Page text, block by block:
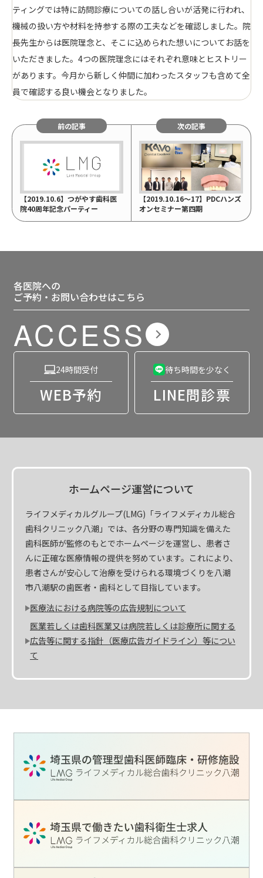
ティングでは特に訪問診療についての話し合いが活発に行われ、
機械の扱い方や材料を持参する際の工夫などを確認しました。院
長先生からは医院理念と、そこに込められた想いについてお話を
いただきました。4つの医院理念にはそれぞれ意味とヒストリー
があります。今月から新しく仲間に加わったスタッフも含めて全
員で確認する良い機会となりました。
前の記事
【2019.10.6】つがやす歯科医
院40周年記念パーティー
次の記事
【2019.10.16～17】PDCハンズ
オンセミナー第四期
各医院への
ご予約・お問い合わせはこちら
ACCESS
24時間受付
WEB予約
待ち時間を少なく
LINE問診票
ホームページ運営について
ライフメディカルグループ(LMG)「ライフメディカル総合
歯科クリニック八潮」では、各分野の専門知識を備えた
歯科医師が監修のもとでホームページを運営し、患者さ
んに正確な医療情報の提供を努めています。これにより、
患者さんが安心して治療を受けられる環境づくりを八潮
市八潮駅の歯医者・歯科として目指しています。
医療法における病院等の広告規制について
医業若しくは歯科医業又は病院若しくは診療所に関する
広告等に関する指針（医療広告ガイドライン）等につい
て